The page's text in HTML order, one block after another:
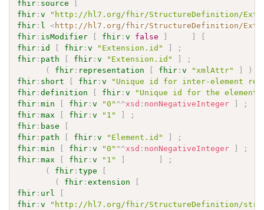
fhir : source
fhir :v
"http://hl7.org/fhir/StructureDefinition/
fhir : l <http://hl7.org/fhir/StructureDefinition/
fhir : isModifier fhir :v false
fhir : id fhir :v "Extension.id"
;
fhir : path fhir :v "Extension.id"
;
(
fhir : representation fhir :v "xmlAttr" )
fhir : short fhir :v
"Unique id for inter-element
fhir :definition fhir :v
"Unique id for the
fhir :min fhir :v "0" ^^xsd : nonNegativeInteger
;
fhir :max fhir :v "1"
;
fhir : base
fhir : path fhir :v "Element.id"
;
fhir :min fhir :v "0" ^^xsd : nonNegativeInteger
;
fhir :max fhir :v "1"
;
(
fhir :type
(
fhir :extension
fhir : url
fhir :v
"http://hl7.org/fhir/StructureDefinition/